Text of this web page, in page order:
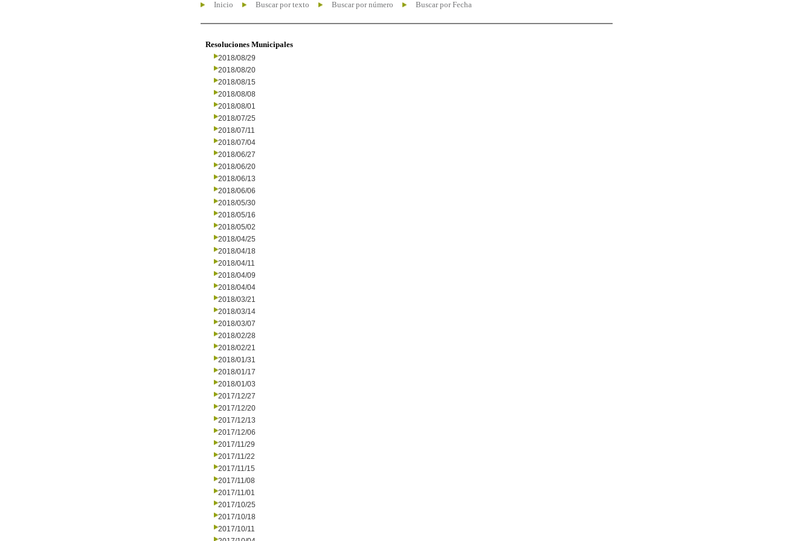
Inicio Buscar por texto Buscar por número Buscar por Fecha
Resoluciones Municipales
2018/08/29
2018/08/20
2018/08/15
2018/08/08
2018/08/01
2018/07/25
2018/07/11
2018/07/04
2018/06/27
2018/06/20
2018/06/13
2018/06/06
2018/05/30
2018/05/16
2018/05/02
2018/04/25
2018/04/18
2018/04/11
2018/04/09
2018/04/04
2018/03/21
2018/03/14
2018/03/07
2018/02/28
2018/02/21
2018/01/31
2018/01/17
2018/01/03
2017/12/27
2017/12/20
2017/12/13
2017/12/06
2017/11/29
2017/11/22
2017/11/15
2017/11/08
2017/11/01
2017/10/25
2017/10/18
2017/10/11